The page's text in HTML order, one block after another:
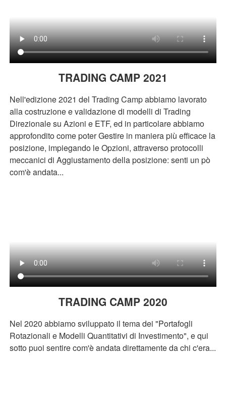
TRADING CAMP 2021
Nell'edizione 2021 del Trading Camp abbiamo lavorato
alla costruzione e validazione di modelli di Trading
Direzionale su Azioni e ETF, ed in particolare abbiamo
approfondito come poter Gestire in maniera più efficace la
posizione, impiegando le Opzioni, attraverso protocolli
meccanici di Aggiustamento della posizione: senti un pò
com'è andata...
TRADING CAMP 2020
Nel 2020 abbiamo sviluppato il tema dei "Portafogli
Rotazionali e Modelli Quantitativi di Investimento", e qui
sotto puoi sentire com'è andata direttamente da chi c'era...